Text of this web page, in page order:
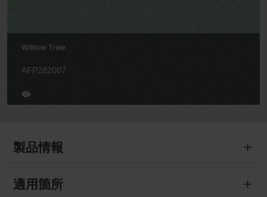
Willow Tree
AFP282007
製品情報
適用箇所